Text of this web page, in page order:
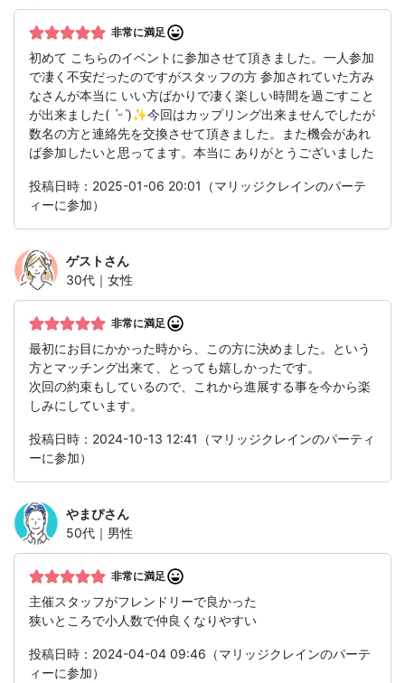
非常に満足
初めて こちらのイベントに参加させて頂きました。一人参加
で凄く不安だったのですがスタッフの方 参加されていた方み
なさんが本当に いい方ばかりで凄く楽しい時間を過ごすこと
が出来ました( ˊᵕˋ)✨今回はカップリング出来ませんでしたが
数名の方と連絡先を交換させて頂きました。また機会があれ
ば参加したいと思ってます。本当に ありがとうございました
投稿日時：2025-01-06 20:01（マリッジクレインのパーテ
ィーに参加）
ゲストさん
30代｜女性
非常に満足
最初にお目にかかった時から、この方に決めました。という
方とマッチング出来て、とっても嬉しかったです。
次回の約束もしているので、これから進展する事を今から楽
しみにしています。
投稿日時：2024-10-13 12:41（マリッジクレインのパーティ
ーに参加）
やまぴさん
50代｜男性
非常に満足
主催スタッフがフレンドリーで良かった
狭いところで小人数で仲良くなりやすい
投稿日時：2024-04-04 09:46（マリッジクレインのパーテ
ィーに参加）